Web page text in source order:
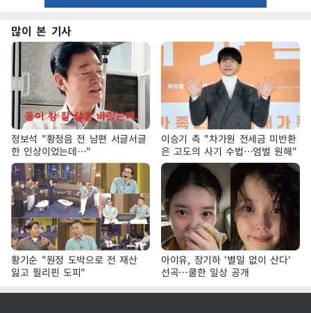
많이 본 기사
정보석 "황정음 전 남편 서글서글
한 인상이었는데…"
이승기 측 "차가원 전세금 미반환
은 고도의 사기 수법…엄벌 원해"
황기순 "원정 도박으로 전 재산
잃고 필리핀 도피"
아이유, 장기하 '별일 없이 산다'
선곡…쿨한 일상 공개